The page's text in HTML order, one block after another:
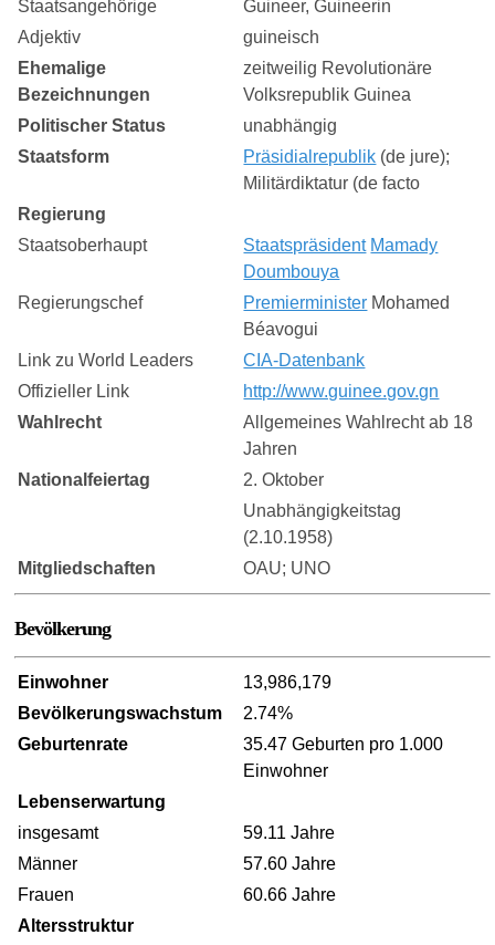
Staatsangehörige
Guineer, Guineerin
Adjektiv
guineisch
Ehemalige
Bezeichnungen
zeitweilig Revolutionäre
Volksrepublik Guinea
Politischer Status
unabhängig
Staatsform
Präsidialrepublik (de jure);
Militärdiktatur (de facto
Regierung
Staatsoberhaupt
Staatspräsident Mamady
Doumbouya
Regierungschef
Premierminister Mohamed
Béavogui
Link zu World Leaders
CIA-Datenbank
Offizieller Link
http://www.guinee.gov.gn
Wahlrecht
Allgemeines Wahlrecht ab 18
Jahren
Nationalfeiertag
2. Oktober
Unabhängigkeitstag
(2.10.1958)
Mitgliedschaften
OAU; UNO
Bevölkerung
Einwohner
13,986,179
Bevölkerungswachstum
2.74%
Geburtenrate
35.47 Geburten pro 1.000
Einwohner
Lebenserwartung
insgesamt
59.11 Jahre
Männer
57.60 Jahre
Frauen
60.66 Jahre
Altersstruktur